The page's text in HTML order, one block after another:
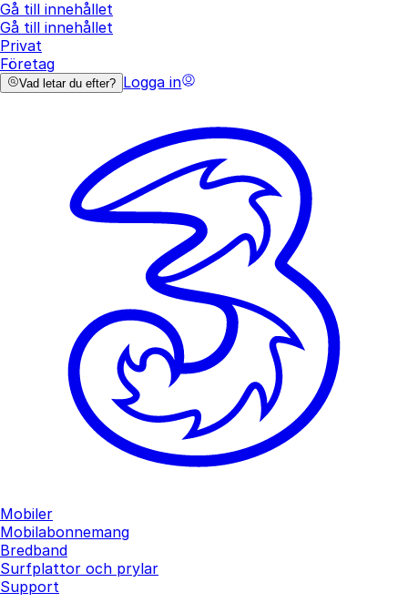
Gå till innehållet
Gå till innehållet
Privat
Företag
Vad letar du efter? Logga in
Mobiler
Mobilabonnemang
Bredband
Surfplattor och prylar
Support